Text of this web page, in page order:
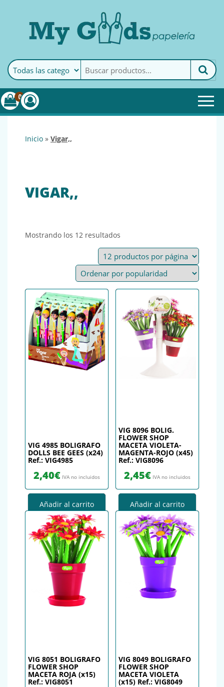
MyGoods · PapeleríaMy Goods es tu papelería
online de confianza. Podrás
encontrar todo lo necesario
0
inicio » vigar,,
VIGAR,,
Mostrando los 12 resultados
VIG 4985 BOLIGRAFO
DOLLS BEE GEES (x24)
Ref.: VIG4985
2,40€ IVA no incluidos
Añadir al carrito
VIG 8096 BOLIG.
FLOWER SHOP
MACETA VIOLETA-
MAGENTA-ROJO (x45)
Ref.: VIG8096
2,45€ IVA no incluidos
Añadir al carrito
VIG 8051 BOLIGRAFO
FLOWER SHOP
MACETA ROJA (x15)
Ref.: VIG8051
VIG 8049 BOLIGRAFO
FLOWER SHOP
MACETA VIOLETA
(x15) Ref.: VIG8049